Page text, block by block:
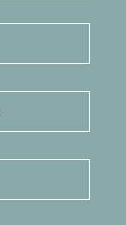
Sourds et